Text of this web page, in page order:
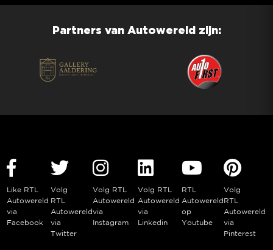
Partners van Autowereld zijn:
Like RTL
Autowereld
via
Facebook
Volg
RTL
Autowereld
via
Twitter
Volg RTL
Autowereld
via
Instagram
Volg RTL
Autowereld
via
Linkedin
RTL
Autowereld
op
Youtube
Volg
RTL
Autowereld
via
Pinterest